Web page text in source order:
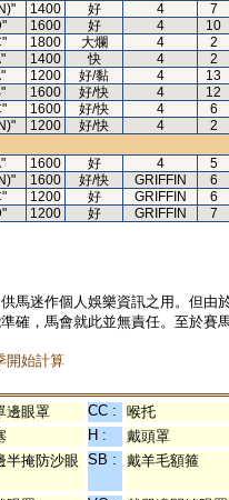
1400 好 4
7
1600 好 4
10
1800 大爛 4
2
1400 快 4
2
1200 好/黏 4
13
1600 好/快 4
12
1600 好/快 4
6
1200 好/快 4
2
1600 好 4
5
1600 好/快 GRIFFIN
6
1200 好 GRIFFIN
6
1200 好 GRIFFIN 7
馬迷作個人娛樂資訊之用。但
確，馬會就此並無責任。至於賽
開始計算
邊眼罩 CC :
喉托
H :
戴頭罩
半掩防沙眼 SB : 戴羊毛額箍